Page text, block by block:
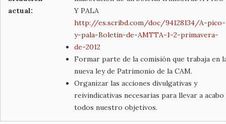
actual:
Y PALA
http://es.scribd.com/doc/94128134/A-pico-
y-pala-Boletin-de-AMTTA-1-2-primavera-
de-2012
Formar parte de la comisión que trabaja en
nueva ley de Patrimonio de la CAM.
Organizar las acciones divulgativas y
reivindicativas necesarias para llevar a acabo
todos nuestro objetivos.